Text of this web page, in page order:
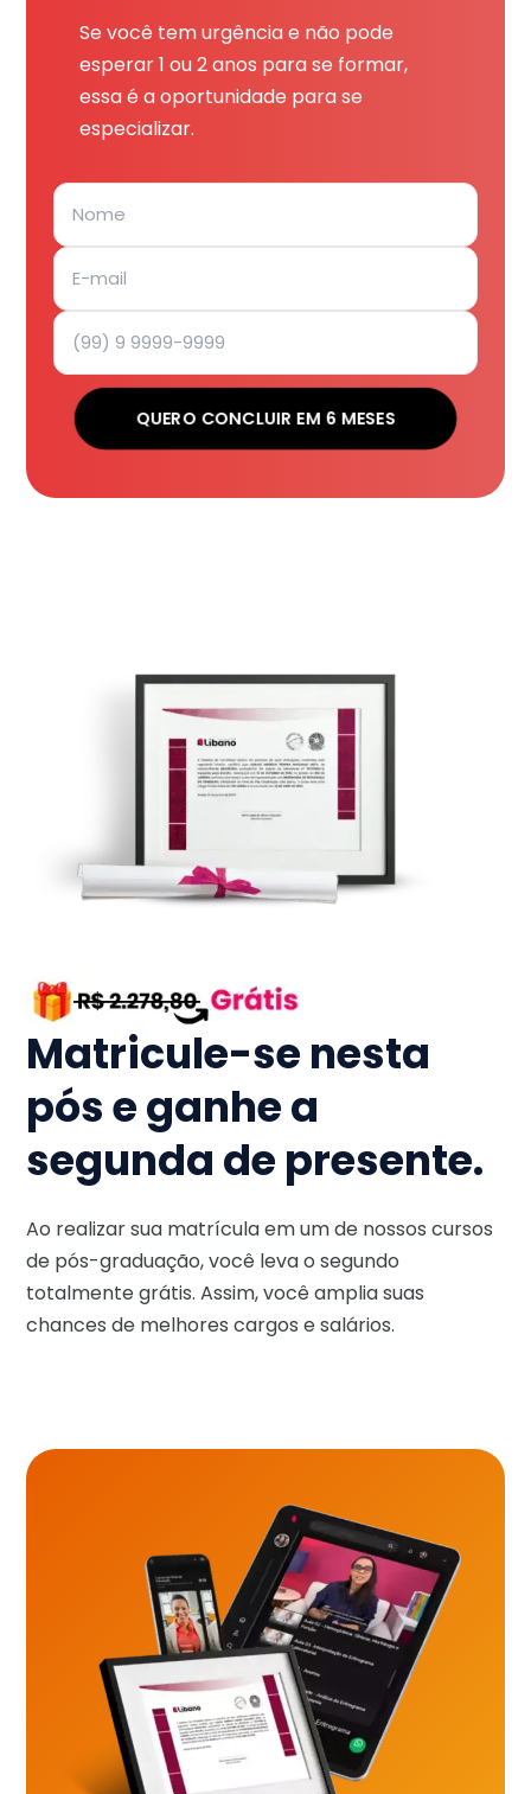
Se você tem urgência e não pode
esperar 1 ou 2 anos para se formar,
essa é a oportunidade para se
especializar.
QUERO CONCLUIR EM 6 MESES
Matricule-se nesta
pós e ganhe a
segunda de presente.
Ao realizar sua matrícula em um de nossos cursos
de pós-graduação, você leva o segundo
totalmente grátis. Assim, você amplia suas
chances de melhores cargos e salários.